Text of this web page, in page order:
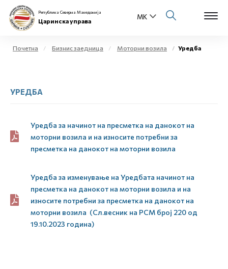
Бизнис заедница
Е-Царина
Медиа центар
Контакт
Е-Весник
Република Северна Македонија
Царинска управа
Почетна Бизнис заедница Моторни возила Уредба
УРЕДБА
Уредба за начинот на пресметка на данокот на
моторни возила и на износите потребни за
пресметка на данокот на моторни возила
Уредба за изменување на Уредбата начинот на
пресметка на данокот на моторни возила и на
износите потребни за пресметка на данокот на
моторни возила (Сл.весник на РСМ број 220 од
19.10.2023 година)